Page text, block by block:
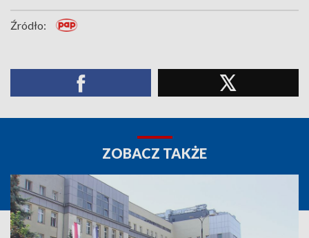
Źródło:
ZOBACZ TAKŻE